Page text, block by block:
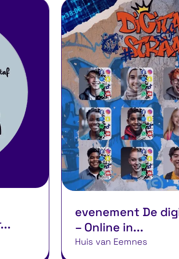
evenement De
– Online in...
Huis van Eemnes